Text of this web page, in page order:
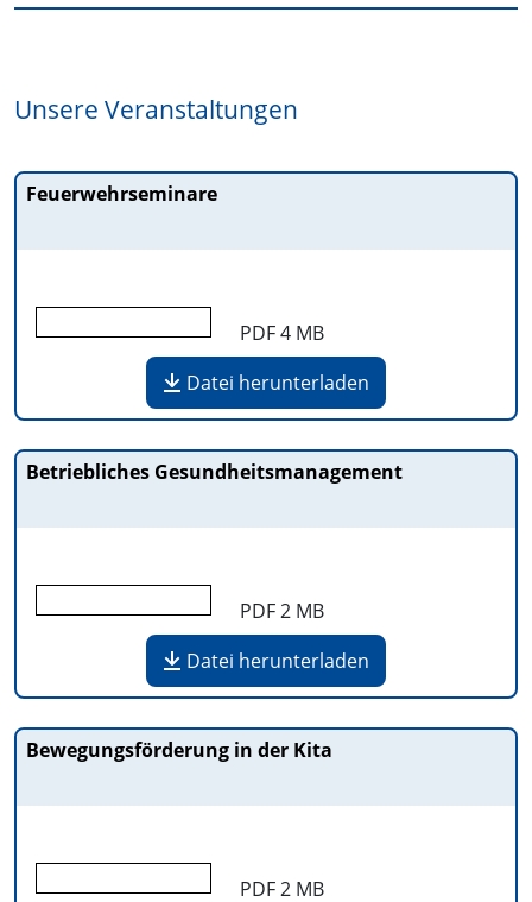
Unsere Veranstaltungen
Feuerwehrseminare
PDF4 MB
Datei herunterladen
Betriebliches Gesundheitsmanagement
PDF2 MB
Datei herunterladen
Bewegungsförderung in der Kita
PDF2 MB